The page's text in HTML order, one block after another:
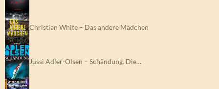
Christian White – Das andere Mädchen
Jussi Adler-Olsen – Schändung. Die…